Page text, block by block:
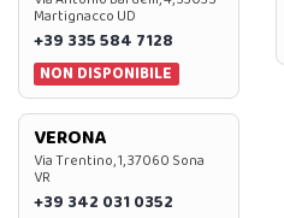
Martignacco UD
+39 335 584 7128
NON DISPONIBILE
VERONA
Via Trentino, 1, 37060 Sona
VR
+39 342 031 0352